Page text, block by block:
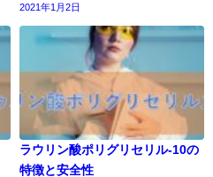
2021年1月2日
ラウリン酸ポリグリセリル-10の
特徴と安全性